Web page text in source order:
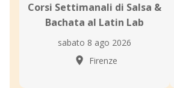
Corsi Settimanali di Salsa &
Bachata al Latin Lab
sabato 8 ago 2026
Firenze